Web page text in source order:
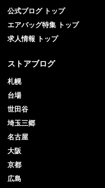
公式ブログ トップ
エアバッグ特集 トップ
求人情報 トップ
ストアブログ
札幌
台場
世田谷
埼玉三郷
名古屋
大阪
京都
広島